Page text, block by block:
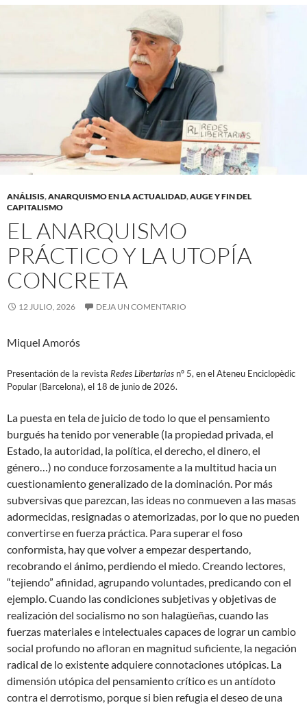
ANÁLISIS,ANARQUISMO EN LA ACTUALIDAD,AUGE Y FIN DEL
CAPITALISMO
EL ANARQUISMO
PRÁCTICO Y LA UTOPÍA
CONCRETA
12 JULIO, 2026 DEJA UN COMENTARIO
Miquel Amorós
Presentación de la revista Redes Libertarias nº 5, en el Ateneu Enciclopèdic
Popular (Barcelona), el 18 de junio de 2026.
La puesta en tela de juicio de todo lo que el pensamiento
burgués ha tenido por venerable (la propiedad privada, el
Estado, la autoridad, la política, el derecho, el dinero, el
género…) no conduce forzosamente a la multitud hacia un
cuestionamiento generalizado de la dominación. Por más
subversivas que parezcan, las ideas no conmueven a las masas
adormecidas, resignadas o atemorizadas, por lo que no pueden
convertirse en fuerza práctica. Para superar el foso
conformista, hay que volver a empezar despertando,
recobrando el ánimo, perdiendo el miedo. Creando lectores,
“tejiendo” afinidad, agrupando voluntades, predicando con el
ejemplo. Cuando las condiciones subjetivas y objetivas de
realización del socialismo no son halagüeñas, cuando las
fuerzas materiales e intelectuales capaces de lograr un cambio
social profundo no afloran en magnitud suficiente, la negación
radical de lo existente adquiere connotaciones utópicas. La
dimensión utópica del pensamiento crítico es un antídoto
contra el derrotismo, porque si bien refugia el deseo de una